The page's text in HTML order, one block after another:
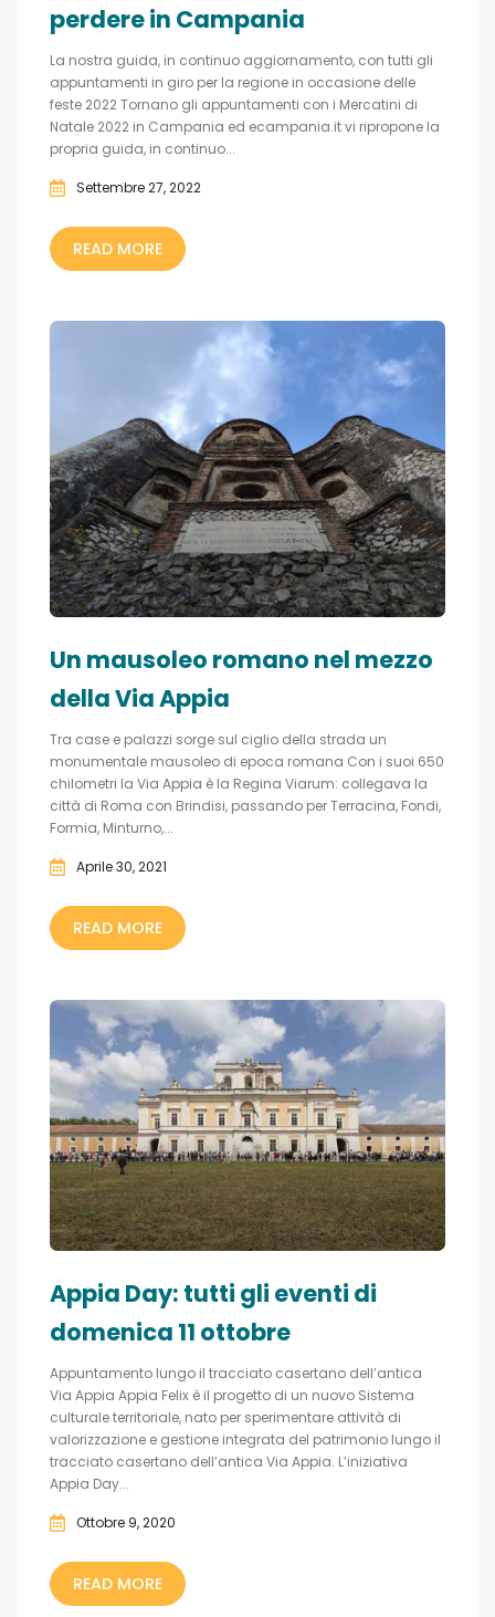
perdere in Campania
La nostra guida, in continuo aggiornamento, con tutti gli
appuntamenti in giro per la regione in occasione delle
feste 2022 Tornano gli appuntamenti con i Mercatini di
Natale 2022 in Campania ed ecampania.it vi ripropone la
propria guida, in continuo...
Settembre 27, 2022
READ MORE
Un mausoleo romano nel mezzo
della Via Appia
Tra case e palazzi sorge sul ciglio della strada un
monumentale mausoleo di epoca romana Con i suoi 650
chilometri la Via Appia è la Regina Viarum: collegava la
città di Roma con Brindisi, passando per Terracina, Fondi,
Formia, Minturno,...
Aprile 30, 2021
READ MORE
Appia Day: tutti gli eventi di
domenica 11 ottobre
Appuntamento lungo il tracciato casertano dell’antica
Via Appia Appia Felix è il progetto di un nuovo Sistema
culturale territoriale, nato per sperimentare attività di
valorizzazione e gestione integrata del patrimonio lungo il
tracciato casertano dell’antica Via Appia. L’iniziativa
Appia Day...
Ottobre 9, 2020
READ MORE